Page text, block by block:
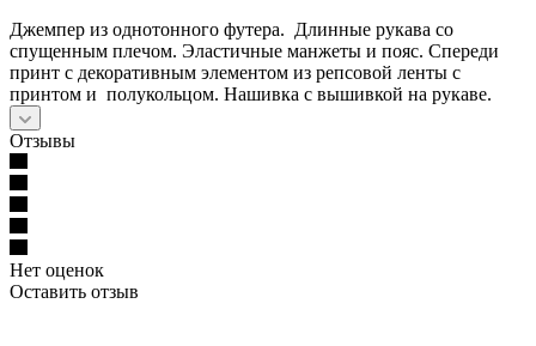
Джемпер из однотонного футера. Длинные рукава со
спущенным плечом. Эластичные манжеты и пояс. Спереди
принт с декоративным элементом из репсовой ленты с
принтом и полукольцом. Нашивка с вышивкой на рукаве.
Отзывы
Нет оценок
Оставить отзыв